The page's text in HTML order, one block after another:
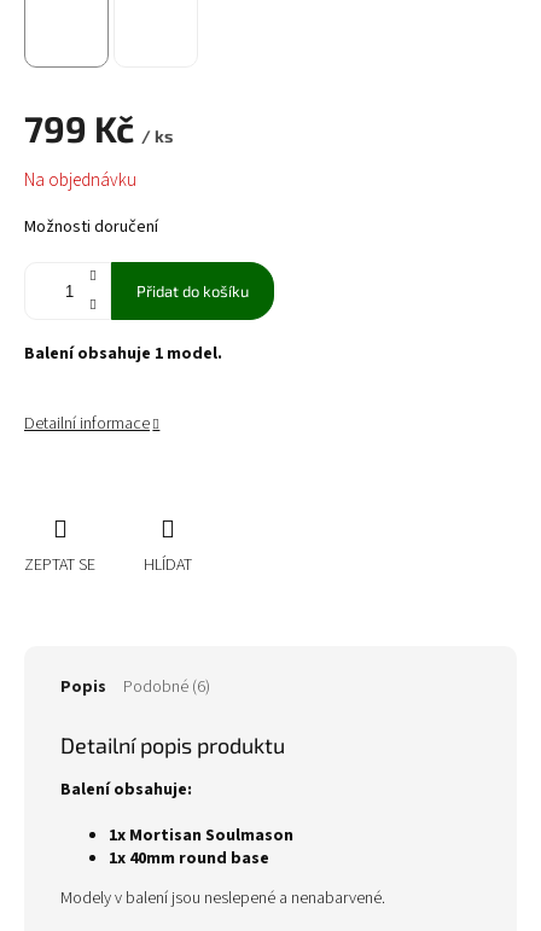
799 Kč / ks
Měrná
cena:
Na objednávku
Možnosti doručení
Přidat do košíku
Balení obsahuje 1 model.
Detailní informace
ZEPTAT SE HLÍDAT
Popis Podobné (6)
Detailní popis produktu
Balení obsahuje:
1x Mortisan Soulmason
1x 40mm round base
Modely v balení jsou neslepené a nenabarvené.